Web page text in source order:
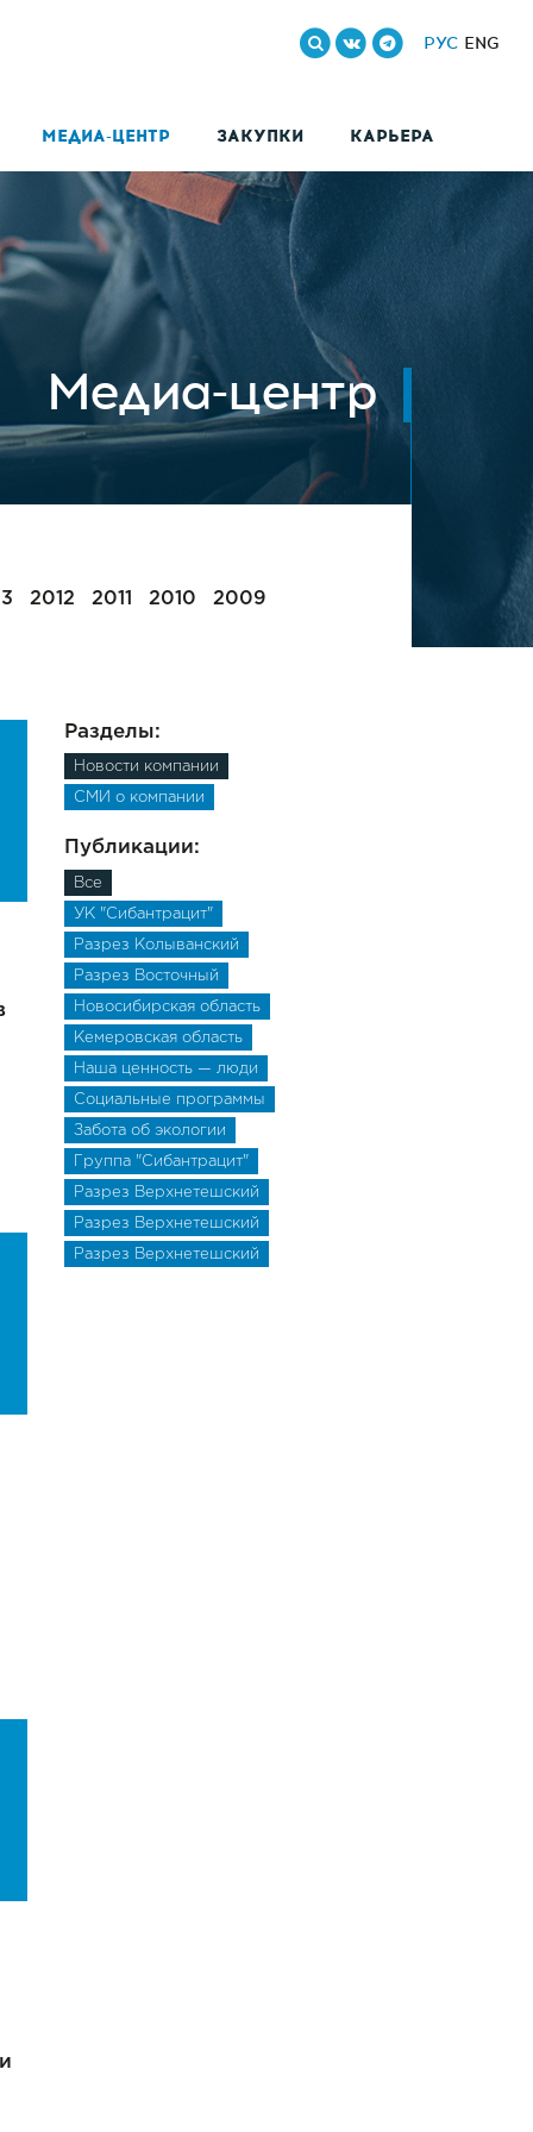
МЕДИА-ЦЕНТР ЗАКУПКИ КАРЬЕРА
РУС ENG
Медиа-центр
2012 2011 2010 2009
Разделы:
Новости компании
СМИ о компании
Публикации:
Все
УК "Сибантрацит"
Разрез Колыванский
Разрез Восточный
Новосибирская область
Кемеровская область
Наша ценность — люди
Социальные программы
Забота об экологии
Группа "Сибантрацит"
Разрез Верхнетешский
Разрез Верхнетешский
Разрез Верхнетешский